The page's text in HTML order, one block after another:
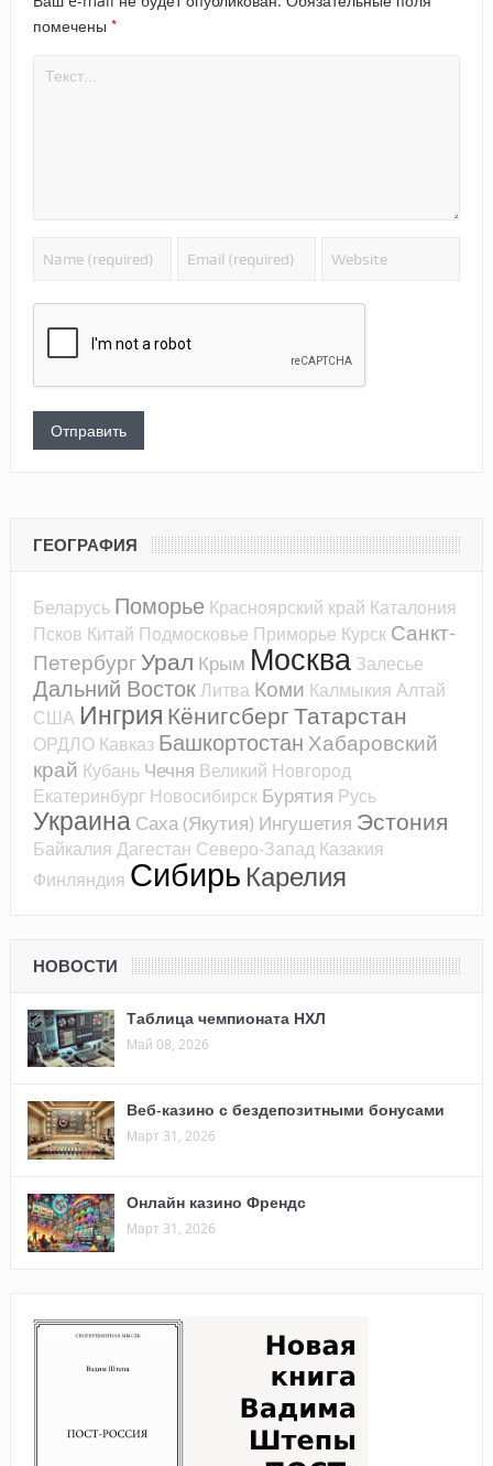
помечены *
ГЕОГРАФИЯ
Беларусь Поморье Красноярский край Каталония
Псков Китай Подмосковье Приморье Курск Санкт-
Петербург Урал Крым Москва Залесье
Дальний ВостокЛитва Коми Калмыкия Алтай
США Ингрия КёнигсбергТатарстан
ОРДЛО Кавказ Башкортостан Хабаровский
край Кубань Чечня Великий Новгород
Екатеринбург Новосибирск Бурятия Русь
Украина Саха (Якутия) Ингушетия Эстония
Байкалия Дагестан Северо-Запад Казакия
Финляндия СибирьКарелия
НОВОСТИ
Таблица чемпионата НХЛ
Май 08, 2026
Веб-казино с бездепозитными бонусами
Март 31, 2026
Онлайн казино Френдс
Март 31, 2026